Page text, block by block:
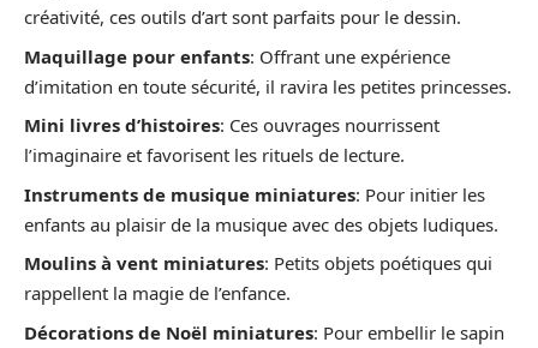
créativité, ces outils d’art sont parfaits pour le dessin.
Maquillage pour enfants: Offrant une expérience
d’imitation en toute sécurité, il ravira les petites princesses.
Mini livres d’histoires: Ces ouvrages nourrissent
l’imaginaire et favorisent les rituels de lecture.
Instruments de musique miniatures: Pour initier les
enfants au plaisir de la musique avec des objets ludiques.
Moulins à vent miniatures: Petits objets poétiques qui
rappellent la magie de l’enfance.
Décorations de Noël miniatures: Pour embellir le sapin